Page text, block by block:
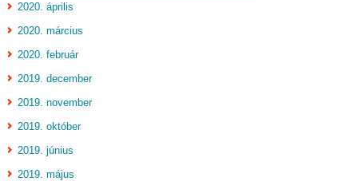
2020. április
2020. március
2020. február
2019. december
2019. november
2019. október
2019. június
2019. május